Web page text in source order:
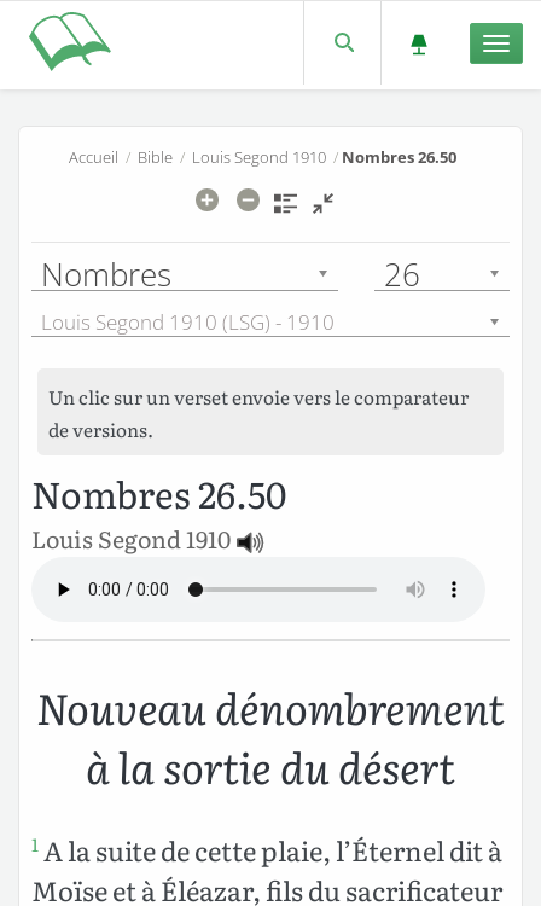
Accueil / Bible/ Louis Segond 1910/ Nombres 26.50
Nombres 26
Louis Segond 1910 (LSG) - 1910
Un clic sur un verset envoie vers le comparateur
de versions.
Nombres 26.50
Louis Segond 1910
Nouveau dénombrement
à la sortie du désert
1A la suite de cette plaie, l’Éternel dit à
Moïse et à Éléazar, fils du sacrificateur